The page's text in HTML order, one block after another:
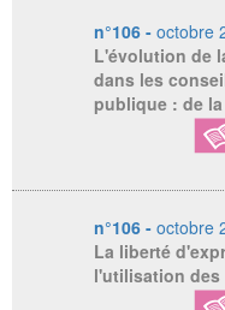
n°106 - octobre
L'évolution de
dans les
publique : de
n°106 - octobre
La liberté
l'utilisation des